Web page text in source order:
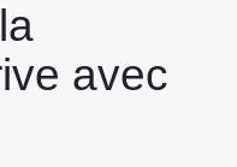
avec